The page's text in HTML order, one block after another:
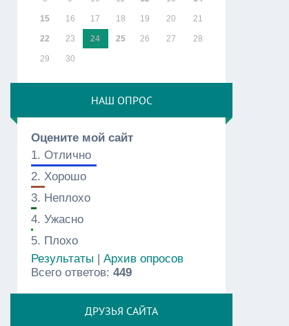
15 16 17 18 19 20 21
22 23 24 25 26 27 28
29 30
НАШ ОПРОС
Оцените мой сайт
1.Отлично
2.Хорошо
3. Неплохо
4.Ужасно
5. Плохо
Результаты |Архив опросов
Всего ответов:449
ДРУЗЬЯ САЙТА